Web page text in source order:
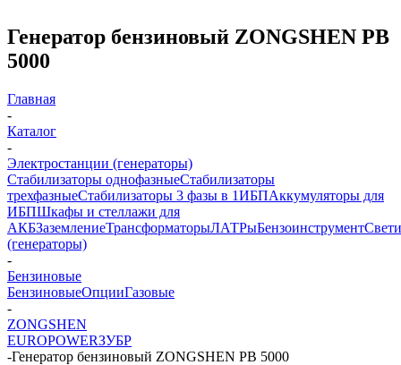
Генератор бензиновый ZONGSHEN PB
5000
Главная
-
Каталог
-
Электростанции (генераторы)
Стабилизаторы однофазныеСтабилизаторы
трехфазныеСтабилизаторы 3 фазы в 1ИБПАккумуляторы для
ИБПШкафы и стеллажи для
АКБЗаземлениеТрансформаторыЛАТРыБензоинструмент
(генераторы)
-
Бензиновые
БензиновыеОпцииГазовые
-
ZONGSHEN
EUROPOWERЗУБР
-Генератор бензиновый ZONGSHEN PB 5000